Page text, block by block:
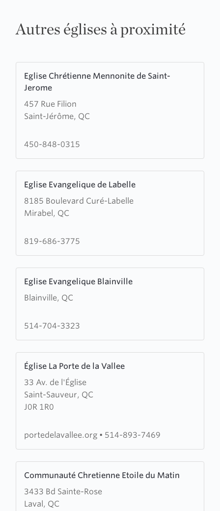
Autres églises à proximité
Eglise Chrétienne Mennonite de Saint-
Jerome
457 Rue Filion
Saint-Jérôme, QC
more
about
Eglise
Chrétienne
450-848-0315
Eglise Evangelique de Labelle
8185 Boulevard Curé-Labelle
Mirabel, QC
more
about
Eglise
de819-686-3775
Eglise Evangelique Blainville
Blainville, QC
more
about
Evangelique
514-704-3323
Église La Porte de la Vallee
33 Av. de l'Église
Saint-Sauveur, QC
J0R 1R0
more
about
Église
deportedelavallee.org • 514-893-7469
Communauté Chretienne Etoile du Matin
3433 Bd Sainte-Rose
Laval, QC
more
about
Communauté